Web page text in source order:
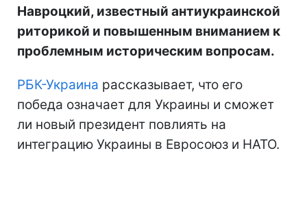
Навроцкий, известный антиукраинской
риторикой и повышенным вниманием к
проблемным историческим вопросам.
РБК-Украина рассказывает, что его
победа означает для Украины и сможет
ли новый президент повлиять на
интеграцию Украины в Евросоюз и НАТО.